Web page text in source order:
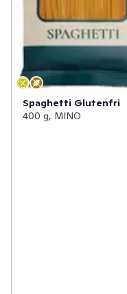
Spaghetti Glutenfri
400 g, MINO